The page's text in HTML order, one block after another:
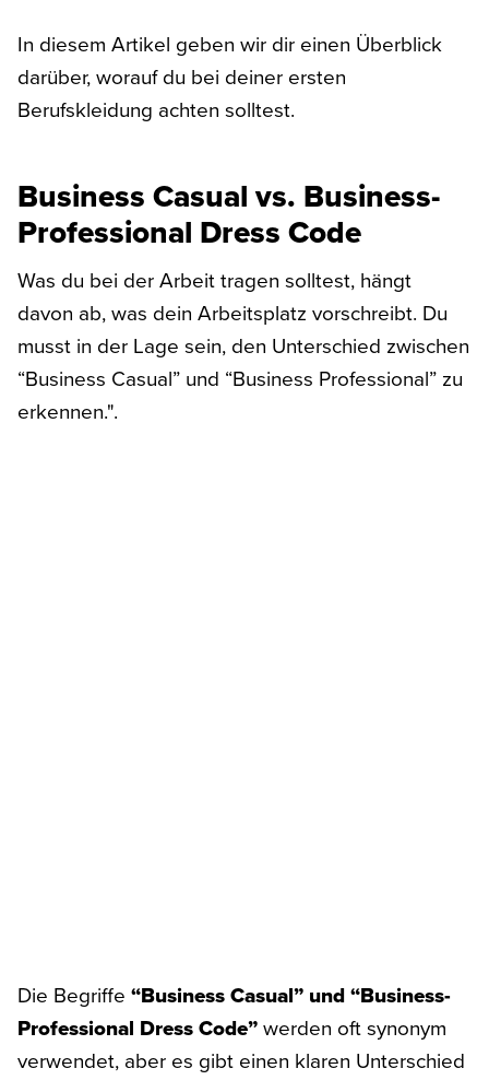
In diesem Artikel geben wir dir einen Überblick
darüber, worauf du bei deiner ersten
Berufskleidung achten solltest.
Business Casual vs. Business-
Professional Dress Code
Was du bei der Arbeit tragen solltest, hängt
davon ab, was dein Arbeitsplatz vorschreibt. Du
musst in der Lage sein, den Unterschied zwischen
“Business Casual” und “Business Professional” zu
erkennen.".
Die Begriffe “Business Casual” und “Business-
Professional Dress Code”werden oft synonym
verwendet, aber es gibt einen klaren Unterschied